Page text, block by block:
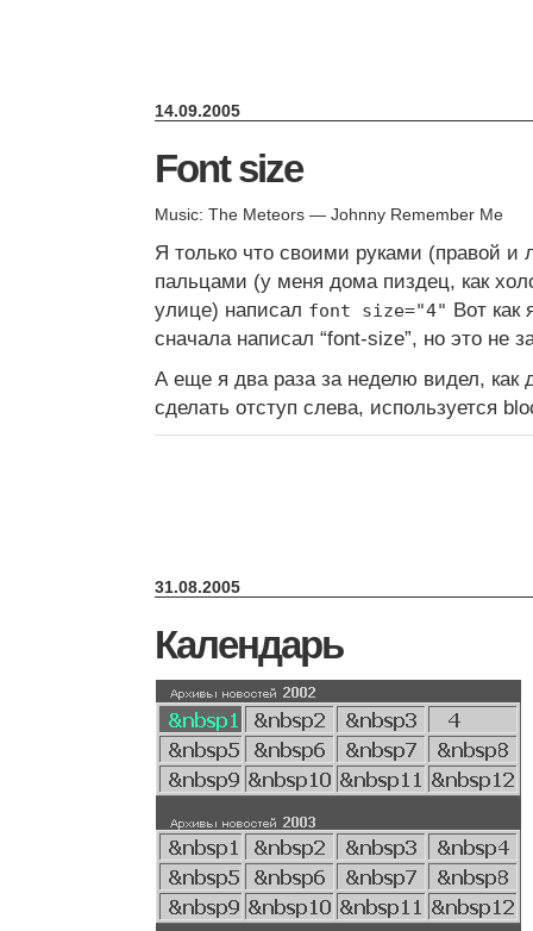
14.09.2005
Font size
Music: The Meteors — Johnny Remember Me
Я только что своими руками (правой
пальцами (у меня дома пиздец, как
улице) написал font size="4" Вот как
сначала написал “font-size”, но это не
А еще я два раза за неделю видел, как
сделать отступ слева, используется
31.08.2005
Календарь